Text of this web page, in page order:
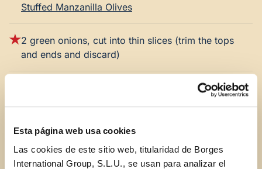
Esta página web usa cookies
Las cookies de este sitio web, titularidad de Borges
International Group, S.L.U., se usan para analizar el
Stuffed Manzanilla Olives
2 green onions, cut into thin slices (trim the tops
and ends and discard)
1 teaspoon Italian seasoning